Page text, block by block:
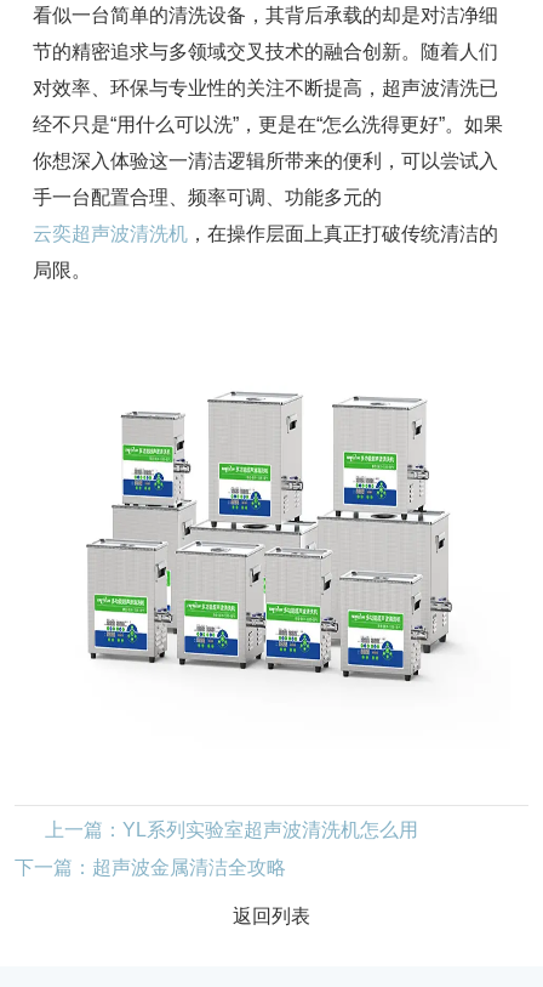
看似一台简单的清洗设备，其背后承载的却是对洁净细
节的精密追求与多领域交叉技术的融合创新。随着人们
对效率、环保与专业性的关注不断提高，超声波清洗已
经不只是“用什么可以洗”，更是在“怎么洗得更好”。如果
你想深入体验这一清洁逻辑所带来的便利，可以尝试入
手一台配置合理、频率可调、功能多元的
云奕超声波清洗机 ，在操作层面上真正打破传统清洁的
局限。
上一篇：YL系列实验室超声波清洗机怎么用
返回列表
下一篇：超声波金属清洁全攻略